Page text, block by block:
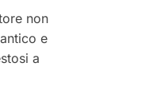
non
e
a